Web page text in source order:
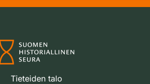
Tieteiden talo